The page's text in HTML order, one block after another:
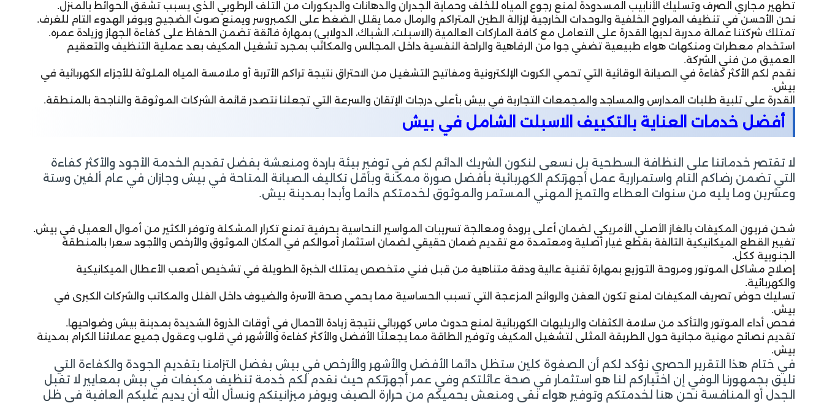
تطهير مجاري الصرف وتسليك الأنابيب المسدودة لمنع رجوع المياه للخلف وحماية الجدران والدهانات والديكورات من التلف الرطوبي الذي يسبب تشقق الحوائط بالمنزل.
نحن الأحسن في تنظيف المراوح الخلفية والوحدات الخارجية لإزالة الطين المتراكم والرمال مما يقلل الضغط على الكمبروسر ويمنع صوت الضجيج ويوفر الهدوء التام للغرف.
تمتلك شركتنا عمالة مدربة لديها القدرة على التعامل مع كافة الماركات العالمية (الاسبلت، الشباك، الدولابي) بمهارة فائقة تضمن الحفاظ على كفاءة الجهاز وزيادة عمره.
استخدام معطرات ومنكهات هواء طبيعية تضفي جوا من الرفاهية والراحة النفسية داخل المجالس والمكاتب بمجرد تشغيل المكيف بعد عملية التنظيف والتعقيم
العميق من فني الشركة.
نقدم لكم الأكثر كفاءة في الصيانة الوقائية التي تحمي الكروت الإلكترونية ومفاتيح التشغيل من الاحتراق نتيجة تراكم الأتربة أو ملامسة المياه الملوثة للأجزاء الكهربائية في
بيش.
القدرة على تلبية طلبات المدارس والمساجد والمجمعات التجارية في بيش بأعلى درجات الإتقان والسرعة التي تجعلنا نتصدر قائمة الشركات الموثوقة والناجحة بالمنطقة.
أفضل خدمات العناية بالتكييف الاسبلت الشامل في بيش
لا تقتصر خدماتنا على النظافة السطحية بل نسعى لنكون الشريك الدائم لكم في توفير بيئة باردة ومنعشة بفضل تقديم الخدمة الأجود والأكثر كفاءة
التي تضمن رضاكم التام واستمرارية عمل أجهزتكم الكهربائية بأفضل صورة ممكنة وبأقل تكاليف الصيانة المتاحة في بيش وجازان في عام ألفين وستة
وعشرين وما يليه من سنوات العطاء والتميز المهني المستمر والموثوق لخدمتكم دائما وأبدا بمدينة بيش.
شحن فريون المكيفات بالغاز الأصلي الأمريكي لضمان أعلى برودة ومعالجة تسريبات المواسير النحاسية بحرفية تمنع تكرار المشكلة وتوفر الكثير من أموال العميل في بيش.
تغيير القطع الميكانيكية التالفة بقطع غيار أصلية ومعتمدة مع تقديم ضمان حقيقي لضمان استثمار أموالكم في المكان الموثوق والأرخص والأجود سعرا بالمنطقة
الجنوبية ككل.
إصلاح مشاكل الموتور ومروحة التوزيع بمهارة تقنية عالية ودقة متناهية من قبل فني متخصص يمتلك الخبرة الطويلة في تشخيص أصعب الأعطال الميكانيكية
والكهربائية.
تسليك حوض تصريف المكيفات لمنع تكون العفن والروائح المزعجة التي تسبب الحساسية مما يحمي صحة الأسرة والضيوف داخل الفلل والمكاتب والشركات الكبرى في
بيش.
فحص أداء الموتور والتأكد من سلامة الكثفات والريليهات الكهربائية لمنع حدوث ماس كهربائي نتيجة زيادة الأحمال في أوقات الذروة الشديدة بمدينة بيش وضواحيها.
تقديم نصائح مهنية مجانية حول الطريقة المثلى لتشغيل المكيف وتوفير الطاقة مما يجعلنا الأفضل والأكثر كفاءة والأشهر في قلوب وعقول جميع عملائنا الكرام بمدينة
بيش.
في ختام هذا التقرير الحصري نؤكد لكم أن الصفوة كلين ستظل دائما الأفضل والأشهر والأرخص في بيش بفضل التزامنا بتقديم الجودة والكفاءة التي
تليق بجمهورنا الوفي إن اختياركم لنا هو استثمار في صحة عائلتكم وفي عمر أجهزتكم حيث نقدم لكم خدمة تنظيف مكيفات في بيش بمعايير لا تقبل
الجدل أو المنافسة نحن هنا لخدمتكم وتوفير هواء نقي ومنعش يحميكم من حرارة الصيف ويوفر ميزانيتكم ونسأل الله أن يديم عليكم العافية في ظل